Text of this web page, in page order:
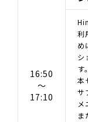
16:50
～
17:10
利
め
シ
す。
本
サ
メ
ま